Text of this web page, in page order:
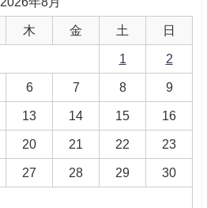
木 金 土 日
1 2
6 7 8 9
13 14 15 16
20 21 22 23
27 28 29 30